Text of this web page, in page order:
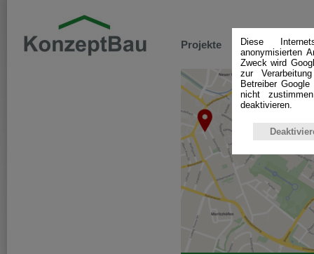
Projekte Leistungen
Diese
anonymisierten
Zweck wird
zur
Betreiber
nicht
deaktivieren.